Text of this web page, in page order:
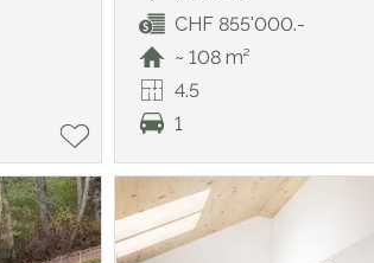
CHF 855'000.-
~ 108 m²
4.5
1